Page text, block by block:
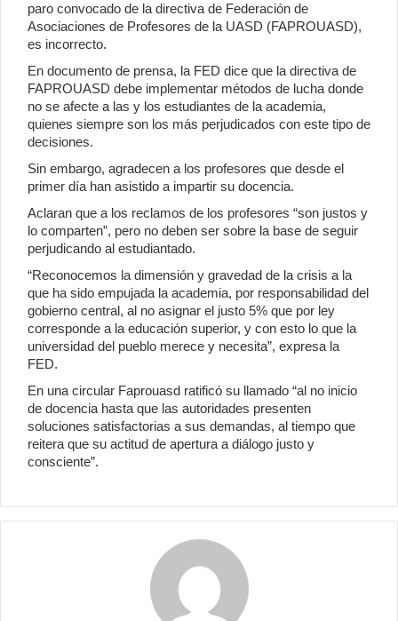
paro convocado de la directiva de Federación de
Asociaciones de Profesores de la UASD (FAPROUASD),
es incorrecto.
En documento de prensa, la FED dice que la directiva de
FAPROUASD debe implementar métodos de lucha donde
no se afecte a las y los estudiantes de la academia,
quienes siempre son los más perjudicados con este tipo de
decisiones.
Sin embargo, agradecen a los profesores que desde el
primer día han asistido a impartir su docencia.
Aclaran que a los reclamos de los profesores “son justos y
lo comparten”, pero no deben ser sobre la base de seguir
perjudicando al estudiantado.
“Reconocemos la dimensión y gravedad de la crisis a la
que ha sido empujada la academia, por responsabilidad del
gobierno central, al no asignar el justo 5% que por ley
corresponde a la educación superior, y con esto lo que la
universidad del pueblo merece y necesita”, expresa la
FED.
En una circular Faprouasd ratificó su llamado “al no inicio
de docencia hasta que las autoridades presenten
soluciones satisfactorias a sus demandas, al tiempo que
reitera que su actitud de apertura a diálogo justo y
consciente”.